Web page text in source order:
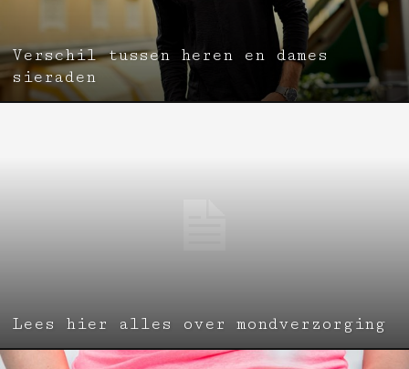
Verschil tussen heren en dames
sieraden
Lees hier alles over mondverzorging